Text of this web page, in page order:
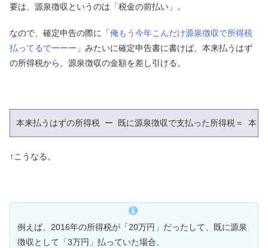
要は、源泉徴収というのは「税金の前払い」。
なので、確定申告の際に「俺もう今年こんだけ源泉徴収で所得税
払ってるでーーー 」みたいに確定申告書に書けば、本来払うはず
の所得税から、源泉徴収の金額を差し引ける。
本来払うはずの所得税 ー 既に源泉徴収で支払った所得税＝ 本当
↑こうなる。
例えば、2016年の所得税が「20万円」だったして、既に源泉
徴収として「3万円」払っていた場合、